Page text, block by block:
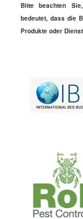
Bitte beachten
bedeutet, dass die
Produkte oder